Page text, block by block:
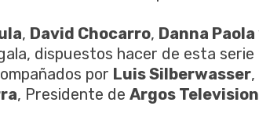
, David Chocarro, Danna Paola
dispuestos hacer de esta
por Luis Silberwasser
, Presidente de Argos Television